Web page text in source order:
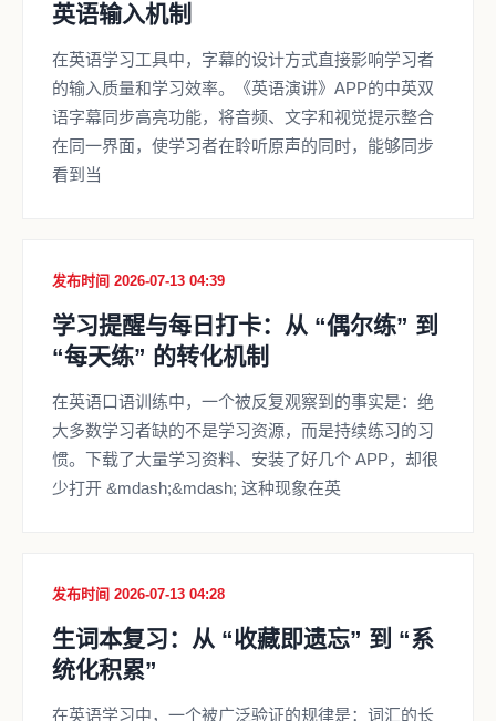
英语输入机制
在英语学习工具中，字幕的设计方式直接影响学习者
的输入质量和学习效率。《英语演讲》APP的中英双
语字幕同步高亮功能，将音频、文字和视觉提示整合
在同一界面，使学习者在聆听原声的同时，能够同步
看到当
发布时间 2026-07-13 04:39
学习提醒与每日打卡：从 “偶尔练” 到
“每天练” 的转化机制
在英语口语训练中，一个被反复观察到的事实是：绝
大多数学习者缺的不是学习资源，而是持续练习的习
惯。下载了大量学习资料、安装了好几个 APP，却很
少打开 &mdash;&mdash; 这种现象在英
发布时间 2026-07-13 04:28
生词本复习：从 “收藏即遗忘” 到 “系
统化积累”
在英语学习中，一个被广泛验证的规律是：词汇的长